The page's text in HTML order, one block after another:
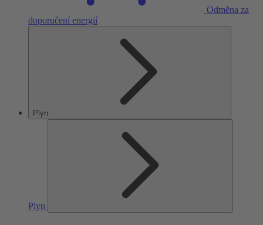
Odměna za
doporučení energií
Plyn
Plyn